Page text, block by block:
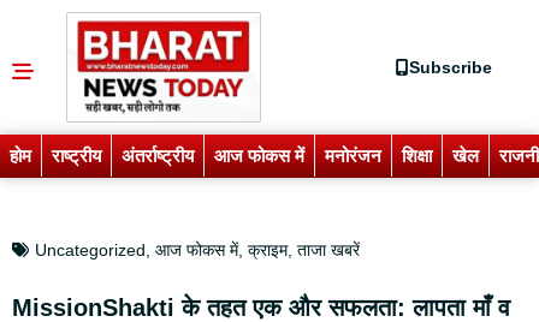
Subscribe
होम राष्ट्रीय अंतर्राष्ट्रीय आज फोकस में मनोरंजन शिक्षा खेल
Uncategorized आज फोकस में, क्राइम, ताजा खबरें
MissionShakti के तहत एक और सफलता: लापता माँ व